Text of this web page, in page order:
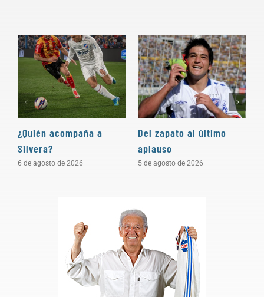
¿Quién acompaña a
Silvera?
6 de agosto de 2026
Del zapato al último
aplauso
5 de agosto de 2026